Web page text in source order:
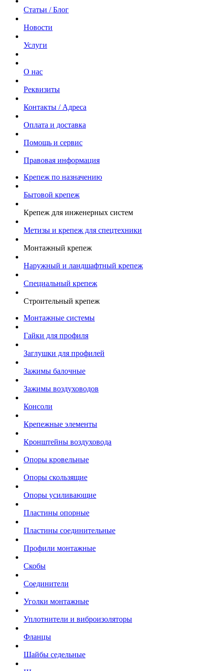
Статьи / Блог
Новости
Услуги
О нас
Реквизиты
Контакты / Адреса
Оплата и доставка
Помощь и сервис
Правовая информация
Крепеж по назначению
Бытовой крепеж
Крепеж для инженерных систем
Метизы и крепеж для спецтехники
Монтажный крепеж
Наружный и ландшафтный крепеж
Специальный крепеж
Строительный крепеж
Монтажные системы
Гайки для профиля
Заглушки для профилей
Зажимы балочные
Зажимы воздуховодов
Консоли
Крепежные элементы
Кронштейны воздуховода
Опоры кровельные
Опоры скользящие
Опоры усиливающие
Пластины опорные
Пластины соединительные
Профили монтажные
Скобы
Соединители
Уголки монтажные
Уплотнители и виброизоляторы
Фланцы
Шайбы седельные